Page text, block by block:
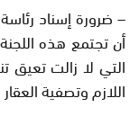
– ضرورة إسناد رئاسة
أن تجتمع هذه
التي لا زالت تعيق
اللازم وتصفية